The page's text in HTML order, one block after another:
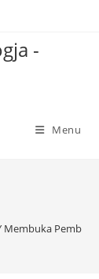
-
Menu
Membuka